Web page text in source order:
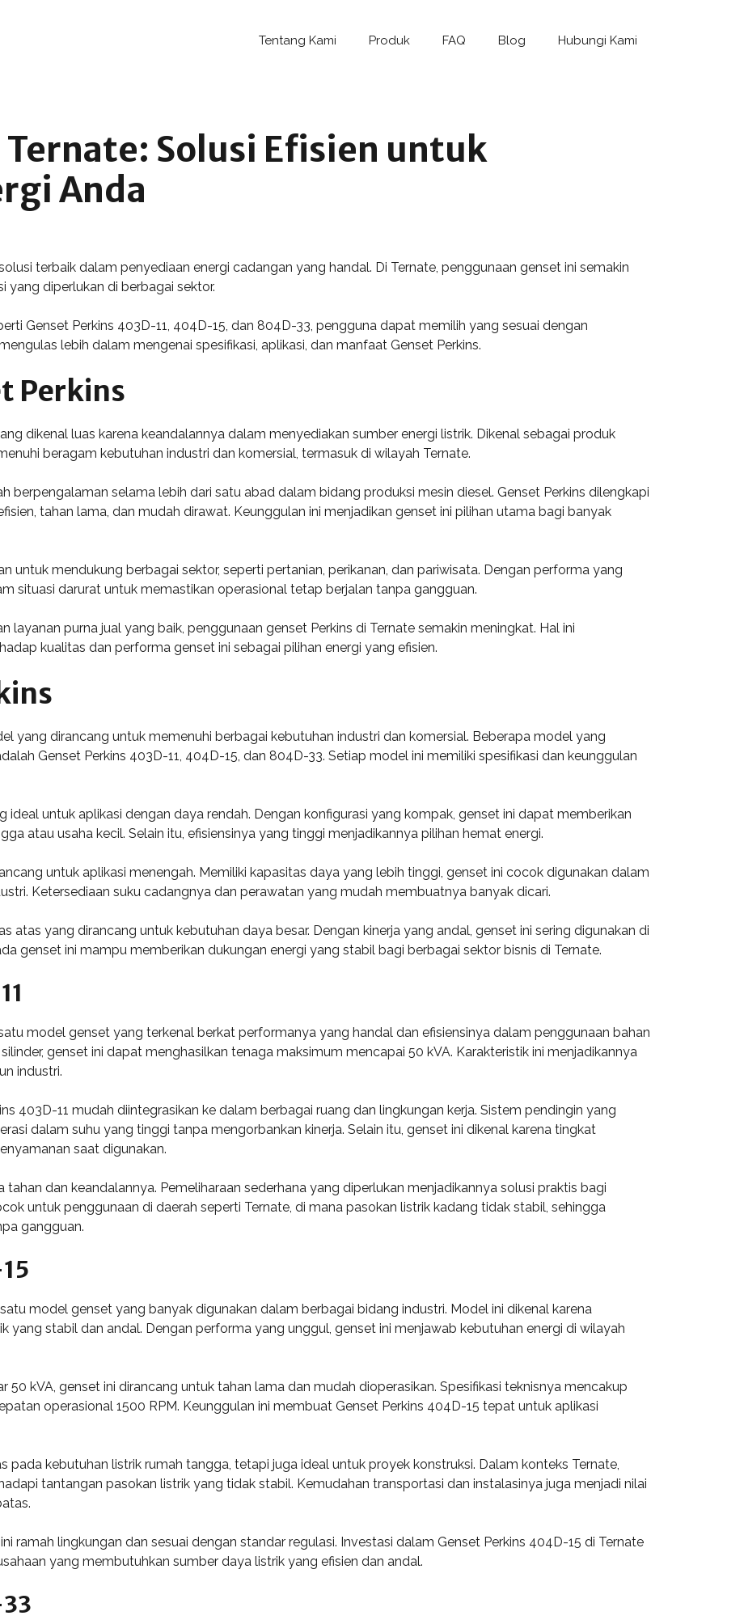
Tentang Kami Produk FAQ Blog Hubungi Kami
Solusi Efisien untuk
Anda
terbaik dalam penyediaan energi cadangan yang handal. Di Ternate, penggunaan genset ini semakin
yang diperlukan di berbagai sektor.
Genset Perkins 403D-11, 404D-15, dan 804D-33, pengguna dapat memilih yang sesuai dengan
lebih dalam mengenai spesifikasi, aplikasi, dan manfaat Genset Perkins.
Perkins
dikenal luas karena keandalannya dalam menyediakan sumber energi listrik. Dikenal sebagai produk
beragam kebutuhan industri dan komersial, termasuk di wilayah Ternate.
berpengalaman selama lebih dari satu abad dalam bidang produksi mesin diesel. Genset Perkins dilengkapi
tahan lama, dan mudah dirawat. Keunggulan ini menjadikan genset ini pilihan utama bagi banyak
untuk mendukung berbagai sektor, seperti pertanian, perikanan, dan pariwisata. Dengan performa yang
situasi darurat untuk memastikan operasional tetap berjalan tanpa gangguan.
layanan purna jual yang baik, penggunaan genset Perkins di Ternate semakin meningkat. Hal ini
kualitas dan performa genset ini sebagai pilihan energi yang efisien.
yang dirancang untuk memenuhi berbagai kebutuhan industri dan komersial. Beberapa model yang
Genset Perkins 403D-11, 404D-15, dan 804D-33. Setiap model ini memiliki spesifikasi dan keunggulan
ideal untuk aplikasi dengan daya rendah. Dengan konfigurasi yang kompak, genset ini dapat memberikan
atau usaha kecil. Selain itu, efisiensinya yang tinggi menjadikannya pilihan hemat energi.
untuk aplikasi menengah. Memiliki kapasitas daya yang lebih tinggi, genset ini cocok digunakan dalam
Ketersediaan suku cadangnya dan perawatan yang mudah membuatnya banyak dicari.
atas yang dirancang untuk kebutuhan daya besar. Dengan kinerja yang andal, genset ini sering digunakan di
genset ini mampu memberikan dukungan energi yang stabil bagi berbagai sektor bisnis di Ternate.
model genset yang terkenal berkat performanya yang handal dan efisiensinya dalam penggunaan bahan
genset ini dapat menghasilkan tenaga maksimum mencapai 50 kVA. Karakteristik ini menjadikannya
industri.
403D-11 mudah diintegrasikan ke dalam berbagai ruang dan lingkungan kerja. Sistem pendingin yang
dalam suhu yang tinggi tanpa mengorbankan kinerja. Selain itu, genset ini dikenal karena tingkat
saat digunakan.
dan keandalannya. Pemeliharaan sederhana yang diperlukan menjadikannya solusi praktis bagi
untuk penggunaan di daerah seperti Ternate, di mana pasokan listrik kadang tidak stabil, sehingga
gangguan.
model genset yang banyak digunakan dalam berbagai bidang industri. Model ini dikenal karena
yang stabil dan andal. Dengan performa yang unggul, genset ini menjawab kebutuhan energi di wilayah
50 kVA, genset ini dirancang untuk tahan lama dan mudah dioperasikan. Spesifikasi teknisnya mencakup
operasional 1500 RPM. Keunggulan ini membuat Genset Perkins 404D-15 tepat untuk aplikasi
pada kebutuhan listrik rumah tangga, tetapi juga ideal untuk proyek konstruksi. Dalam konteks Ternate,
tantangan pasokan listrik yang tidak stabil. Kemudahan transportasi dan instalasinya juga menjadi nilai
ramah lingkungan dan sesuai dengan standar regulasi. Investasi dalam Genset Perkins 404D-15 di Ternate
yang membutuhkan sumber daya listrik yang efisien dan andal.